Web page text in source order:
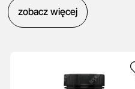
zobacz więcej